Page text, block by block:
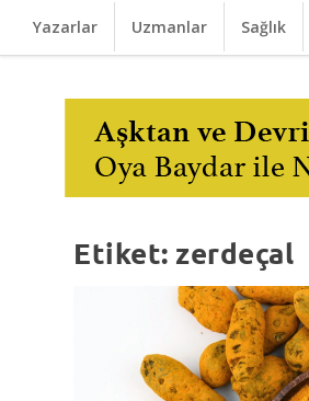
Yazarlar Uzmanlar Sağlık
Etiket: zerdeçal